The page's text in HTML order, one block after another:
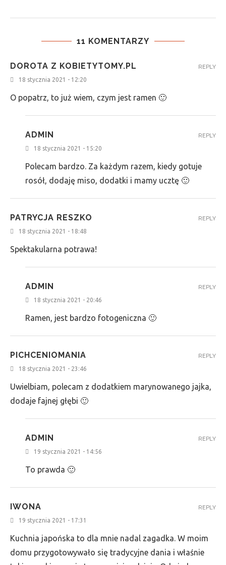
11 KOMENTARZY
DOROTA Z KOBIETYTOMY.PL
18 stycznia 2021 - 12:20
O popatrz, to już wiem, czym jest ramen 🙂
REPLY
ADMIN
18 stycznia 2021 - 15:20
Polecam bardzo. Za każdym razem, kiedy gotuje
rosół, dodaję miso, dodatki i mamy ucztę 🙂
REPLY
PATRYCJA RESZKO
18 stycznia 2021 - 18:48
Spektakularna potrawa!
REPLY
ADMIN
18 stycznia 2021 - 20:46
Ramen, jest bardzo fotogeniczna 🙂
REPLY
PICHCENIOMANIA
18 stycznia 2021 - 23:46
Uwielbiam, polecam z dodatkiem marynowanego jajka,
dodaje fajnej głębi 🙂
REPLY
ADMIN
19 stycznia 2021 - 14:56
To prawda 🙂
REPLY
IWONA
19 stycznia 2021 - 17:31
Kuchnia japońska to dla mnie nadal zagadka. W moim
domu przygotowywało się tradycyjne dania i właśnie
REPLY